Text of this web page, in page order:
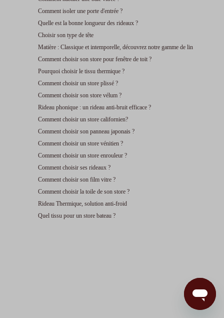
Comment isoler une porte d'entrée ?
Quelle est la bonne longueur des rideaux ?
Choisir son type de tête
Matière : Classique et intemporelle, découvrez notre gamme de lin
Comment choisir son store pour fenêtre de toit ?
Pourquoi choisir le tissu thermique ?
Comment choisir un store plissé ?
Comment choisir son store vélum ?
Rideau phonique : un rideau anti-bruit efficace ?
Comment choisir un store californien?
Comment choisir son panneau japonais ?
Comment choisir un store vénitien ?
Comment choisir un store enrouleur ?
Comment choisir ses rideaux ?
Comment choisir son film vitre ?
Comment choisir la toile de son store ?
Rideau Thermique, solution anti-froid
Quel tissu pour un store bateau ?